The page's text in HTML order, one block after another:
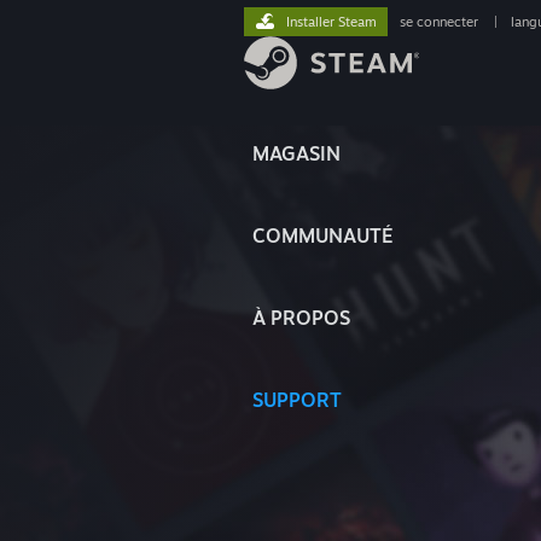
MAGASIN
COMMUNAUTÉ
À PROPOS
SUPPORT
Installer Steam se connecter